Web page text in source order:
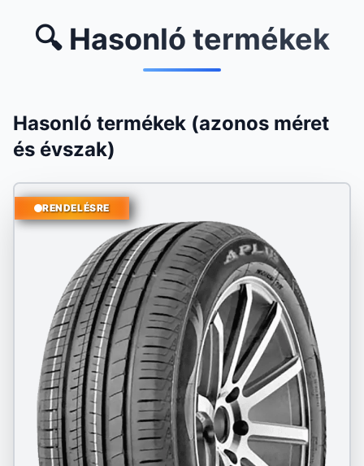
🔍 Hasonló termékek
Hasonló termékek (azonos méret
és évszak)
RENDELÉSRE